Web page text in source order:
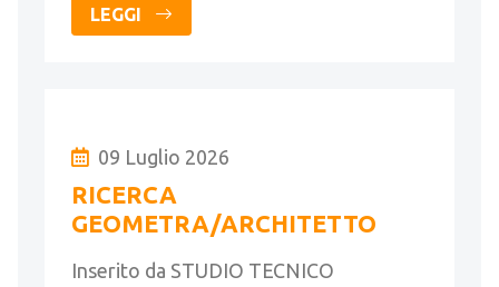
LEGGI
09 Luglio 2026
RICERCA
GEOMETRA/ARCHITETTO
Inserito da STUDIO TECNICO